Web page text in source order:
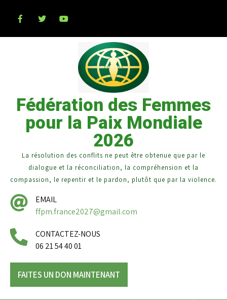
Fédération des Femmes
pour la Paix Mondiale
2026
La résolution des conflits ne peut être obtenue que par le
dialogue et la réconciliation, la compréhension et la
compassion, le repentir et le pardon, plutôt que par la violence.
EMAIL
ffpm.france2027@gmail.com
CONTACTEZ-NOUS
06 21 54 40 01
FAITES UN DON MAINTENANT